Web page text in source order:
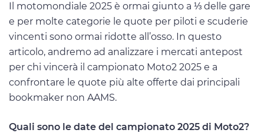
Il motomondiale 2025 è ormai giunto a ⅓ delle gare
e per molte categorie le quote per piloti e scuderie
vincenti sono ormai ridotte all’osso. In questo
articolo, andremo ad analizzare i mercati antepost
per chi vincerà il campionato Moto2 2025 e a
confrontare le quote più alte offerte dai principali
bookmaker non AAMS.
Quali sono le date del campionato 2025 di Moto2?